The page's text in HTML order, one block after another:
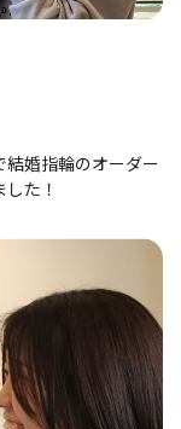
婚指輪のオーダー
た！